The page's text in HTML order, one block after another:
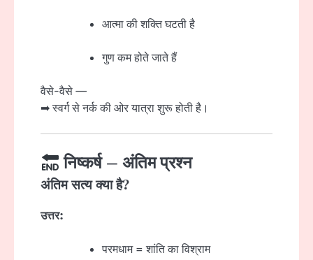
आत्मा की शक्ति घटती है
गुण कम होते जाते हैं
वैसे-वैसे —
➡ स्वर्ग से नर्क की ओर यात्रा शुरू होती है।
निष्कर्ष – अंतिम प्रश्न
अंतिम सत्य क्या है?
उत्तर:
परमधाम = शांति का विश्राम